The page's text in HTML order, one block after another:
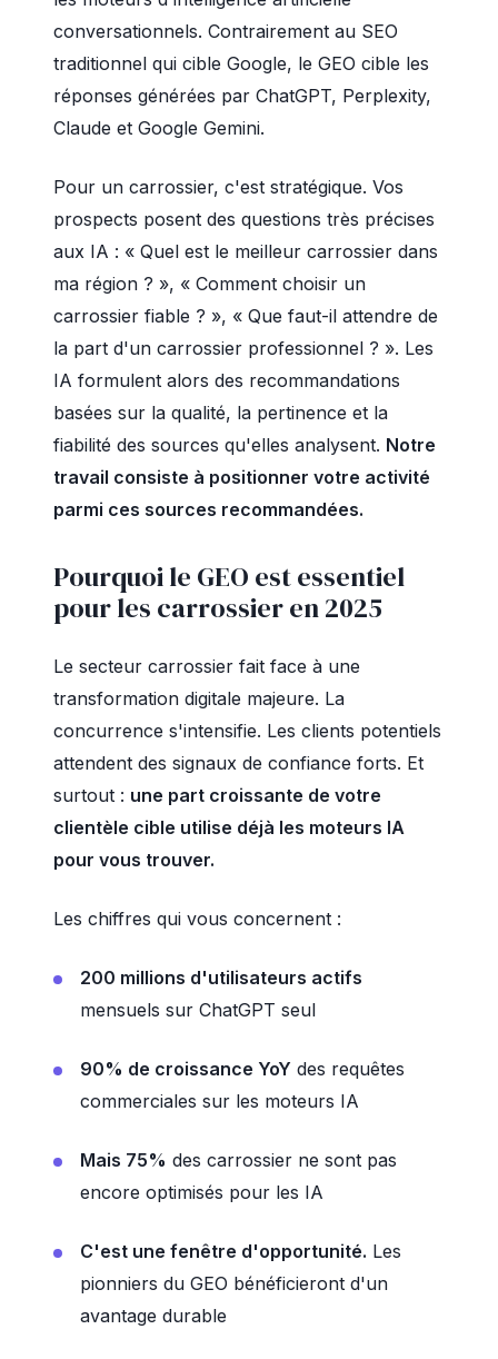
conversationnels. Contrairement au SEO
traditionnel qui cible Google, le GEO cible les
réponses générées par ChatGPT, Perplexity,
Claude et Google Gemini.
Pour un carrossier, c'est stratégique. Vos
prospects posent des questions très précises
aux IA : « Quel est le meilleur carrossier dans
ma région ? », « Comment choisir un
carrossier fiable ? », « Que faut-il attendre de
la part d'un carrossier professionnel ? ». Les
IA formulent alors des recommandations
basées sur la qualité, la pertinence et la
fiabilité des sources qu'elles analysent. Notre
travail consiste à positionner votre activité
parmi ces sources recommandées.
Pourquoi le GEO est essentiel
pour les carrossier en 2025
Le secteur carrossier fait face à une
transformation digitale majeure. La
concurrence s'intensifie. Les clients potentiels
attendent des signaux de confiance forts. Et
surtout : une part croissante de votre
clientèle cible utilise déjà les moteurs IA
pour vous trouver.
Les chiffres qui vous concernent :
200 millions d'utilisateurs actifs
mensuels sur ChatGPT seul
90% de croissance YoY des requêtes
commerciales sur les moteurs IA
Mais 75% des carrossier ne sont pas
encore optimisés pour les IA
C'est une fenêtre d'opportunité. Les
pionniers du GEO bénéficieront d'un
avantage durable